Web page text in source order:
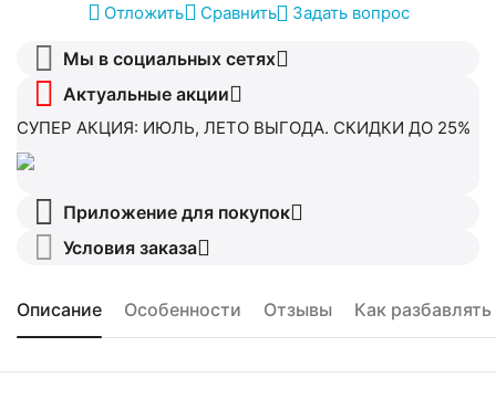
Отложить Сравнить Задать вопрос
Мы в социальных сетях
Актуальные акции
СУПЕР АКЦИЯ: ИЮЛЬ, ЛЕТО ВЫГОДА. СКИДКИ ДО 25%
Приложение для покупок
Условия заказа
Описание Особенности Отзывы Как